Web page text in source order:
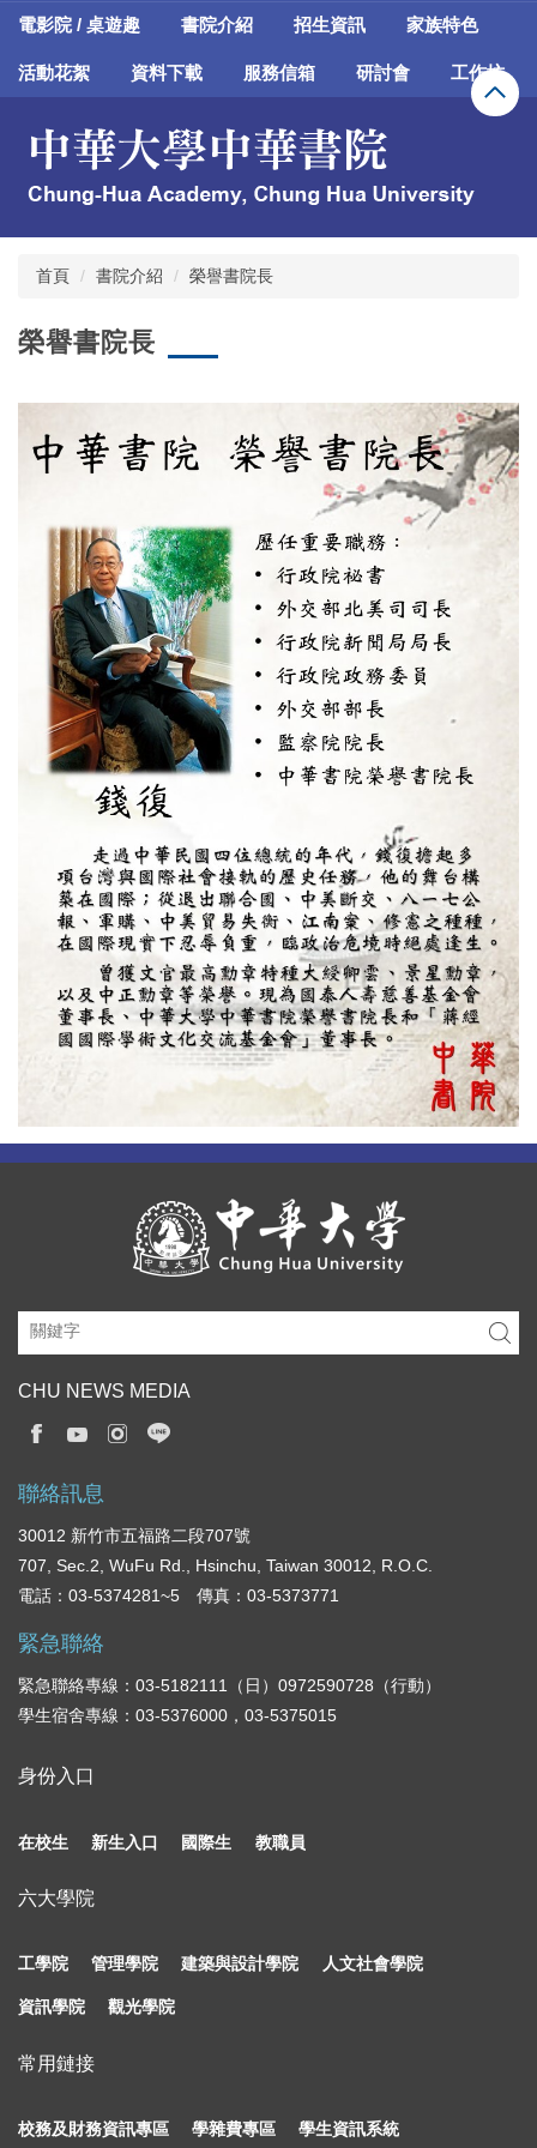
跳
主
電影院 / 桌遊趣 書院介紹 招生資訊 家族特色
活動花絮 資料下載 服務信箱 研討會 工作坊
首頁 書院介紹 榮譽書院長
榮譽書院長
CHU NEWS MEDIA
聯絡訊息
30012 新竹市五福路二段707號
707, Sec.2, WuFu Rd., Hsinchu, Taiwan 30012, R.O.C.
電話：03-5374281~5 傳真：03-5373771
緊急聯絡
緊急聯絡專線：03-5182111（日）0972590728（行動）
學生宿舍專線：03-5376000，03-5375015
身份入口
在校生 新生入口 國際生 教職員
六大學院
工學院 管理學院 建築與設計學院 人文社會學院
資訊學院 觀光學院
常用鏈接
校務及財務資訊專區 學雜費專區 學生資訊系統